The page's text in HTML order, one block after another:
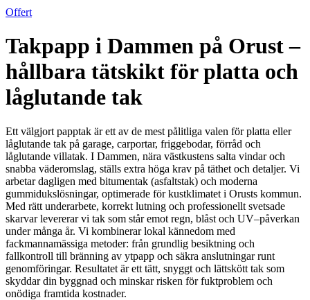
Offert
Takpapp i Dammen på Orust –
hållbara tätskikt för platta och
låglutande tak
Ett välgjort papptak är ett av de mest pålitliga valen för platta eller
låglutande tak på garage, carportar, friggebodar, förråd och
låglutande villatak. I Dammen, nära västkustens salta vindar och
snabba väderomslag, ställs extra höga krav på täthet och detaljer. Vi
arbetar dagligen med bitumentak (asfaltstak) och moderna
gummidukslösningar, optimerade för kustklimatet i Orusts kommun.
Med rätt underarbete, korrekt lutning och professionellt svetsade
skarvar levererar vi tak som står emot regn, blåst och UV–påverkan
under många år. Vi kombinerar lokal kännedom med
fackmannamässiga metoder: från grundlig besiktning och
fallkontroll till bränning av ytpapp och säkra anslutningar runt
genomföringar. Resultatet är ett tätt, snyggt och lättskött tak som
skyddar din byggnad och minskar risken för fuktproblem och
onödiga framtida kostnader.